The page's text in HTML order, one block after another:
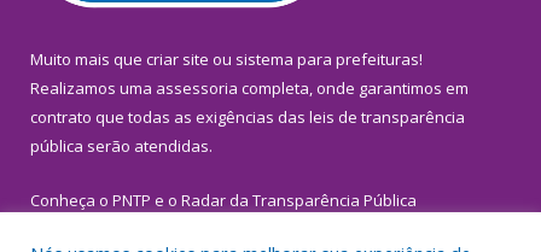
Muito mais que criar site ou sistema para prefeituras!
Realizamos uma assessoria completa, onde garantimos em
contrato que todas as exigências das leis de transparência
pública serão atendidas.
Conheça o PNTP e o Radar da Transparência Pública